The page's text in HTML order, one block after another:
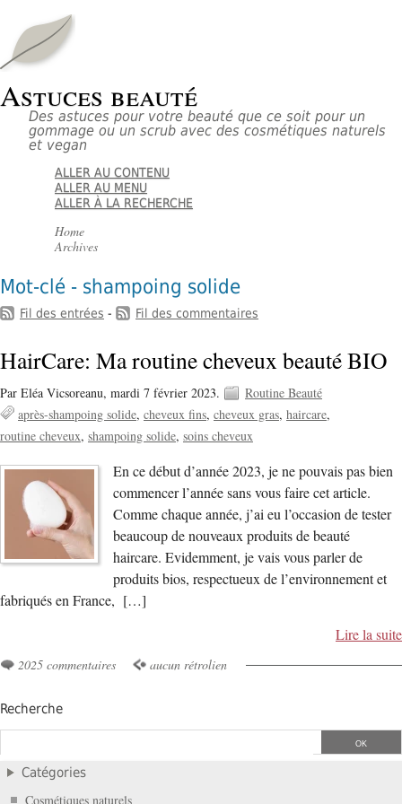
Astuces beauté
Des astuces pour votre beauté que ce soit pour un
gommage ou un scrub avec des cosmétiques naturels
et vegan
ALLER AU CONTENU
ALLER AU MENU
ALLER À LA RECHERCHE
Home
Archives
Mot-clé - shampoing solide
Fil des entrées - Fil des commentaires
HairCare: Ma routine cheveux beauté BIO
Par Eléa Vicsoreanu, mardi 7 février 2023.
Routine Beauté
après-shampoing solide cheveux fins cheveux gras haircare
routine cheveux shampoing solide soins cheveux
En ce début d’année 2023, je ne pouvais pas bien
commencer l’année sans vous faire cet article.
Comme chaque année, j’ai eu l’occasion de tester
beaucoup de nouveaux produits de beauté
haircare. Evidemment, je vais vous parler de
produits bios, respectueux de l’environnement et
fabriqués en France, […]
Lire la suite
2025 commentaires aucun rétrolien
Recherche
Catégories
Cosmétiques naturels